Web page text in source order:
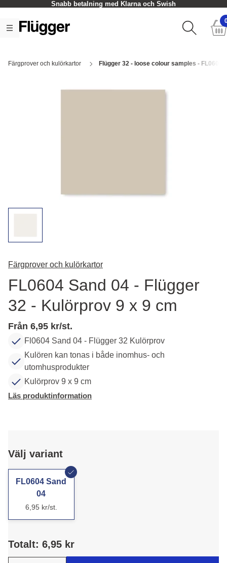
Snabb betalning med Klarna och Swish
Färgprover och kulörkartor Flügger 32 - loose colour samples - FL0604
Färgprover och kulörkartor
FL0604 Sand 04 - Flügger
32 - Kulörprov 9 x 9 cm
Från 6,95 kr/st.
Fl0604 Sand 04 - Flügger 32 Kulörprov
Kulören kan tonas i både inomhus- och
utomhusprodukter
Kulörprov 9 x 9 cm
Läs produktinformation
Välj variant
FL0604 Sand
04
6,95 kr/st.
Totalt: 6,95 kr